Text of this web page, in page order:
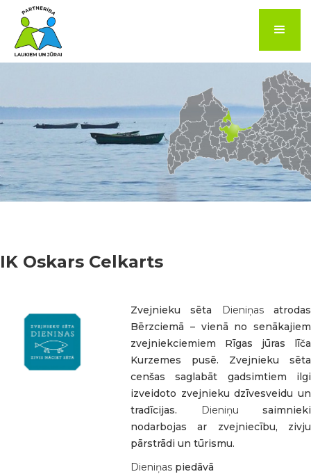
IK Oskars Celkarts
Zvejnieku sēta Dieniņasatrodas
Bērzciemā – vienā no senākajiem
zvejniekciemiem Rīgas jūras līča
Kurzemes pusē. Zvejnieku sēta
cenšas saglabāt gadsimtiem ilgi
izveidoto zvejnieku dzīvesveidu un
tradīcijas.
Dieniņu saimnieki
nodarbojas ar zvejniecību, zivju
pārstrādi un tūrismu.
Dieniņas piedāvā